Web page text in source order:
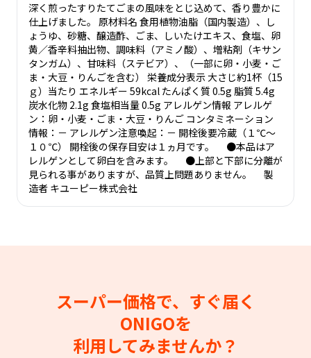
深く煎ったすりたてごまの風味をとじ込めて、香り豊かに
仕上げました。 原材料名 食用植物油脂（国内製造）、し
ょうゆ、砂糖、醸造酢、ごま、しいたけエキス、食塩、卵
黄／香辛料抽出物、調味料（アミノ酸）、増粘剤（キサン
タンガム）、甘味料（ステビア）、（一部に卵・小麦・ご
ま・大豆・りんごを含む） 栄養成分表示 大さじ約1杯（15
ｇ）当たり エネルギー 59kcal たんぱく質 0.5g 脂質 5.4g
炭水化物 2.1g 食塩相当量 0.5g アレルゲン情報 アレルゲ
ン：卵・小麦・ごま・大豆・りんご コンタミネーション
情報：－ アレルゲン注意喚起：－ 開栓後要冷蔵（１℃～
１０℃） 開栓後の保存目安は１ヵ月です。 ●本品はア
レルゲンとして卵白を含みます。 ●上部と下部に分離が
見られる事がありますが、品質上問題ありません。 製
造者 キユーピー株式会社
スーパー価格で、すぐ届く
ONIGOを
利用してみませんか？